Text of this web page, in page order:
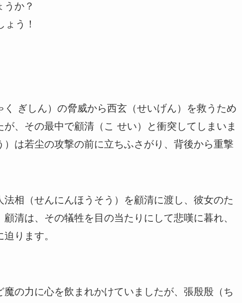
うか？
う！
ぎしん）の脅威から西玄（せいげん）を救うため
、その最中で顧清（こ せい）と衝突してしまいま
は若尘の攻撃の前に立ちふさがり、背後から重撃
相（せんにんほうそう）を顧清に渡し、彼女のた
清は、その犠牲を目の当たりにして悲嘆に暮れ、
ります。
の力に心を飲まれかけていましたが、張殷殷（ち